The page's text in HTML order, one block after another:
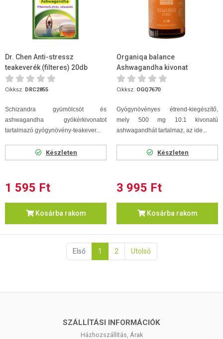
Dr. Chen Anti-stressz
teakeverék (filteres) 20db
Cikksz. DRC2855
Schizandra gyümölcsöt és
ashwagandha gyökérkivonatot
tartalmazó gyógynövény-teakever...
Készleten
1 595 Ft
Kosárba rakom
Organiqa balance
Ashwagandha kivonat
kapszula 60 db
Cikksz. OGQ7670
Gyógynövényes étrend-kiegészítő,
mely 500 mg 10:1 kivonatú
ashwagandhát tartalmaz, az ide...
Készleten
3 995 Ft
Kosárba rakom
Első 1 2 Utolsó
SZÁLLÍTÁSI INFORMÁCIÓK
Házhozszállítás, Árak